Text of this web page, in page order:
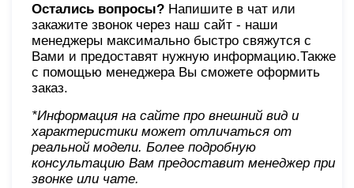
Остались вопросы? Напишите в чат или
закажите звонок через наш сайт - наши
менеджеры максимально быстро свяжутся с
Вами и предоставят нужную информацию.Также
с помощью менеджера Вы сможете оформить
заказ.
*Информация на сайте про внешний вид и
характеристики может отличаться от
реальной модели. Более подробную
консультацию Вам предоставит менеджер при
звонке или чате.